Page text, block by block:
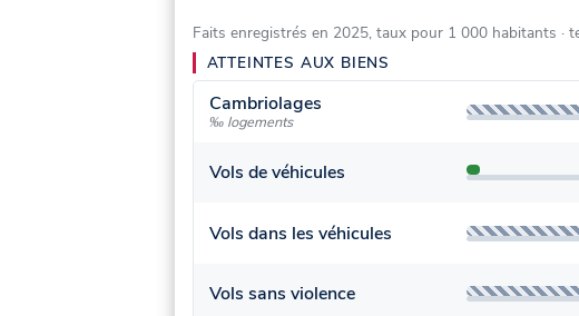
Faits enregistrés en 2025, taux pour 1 000 habitants ·
ATTEINTES AUX BIENS
Cambriolages
‰ logements
Vols de véhicules
Vols dans les véhicules
Vols sans violence